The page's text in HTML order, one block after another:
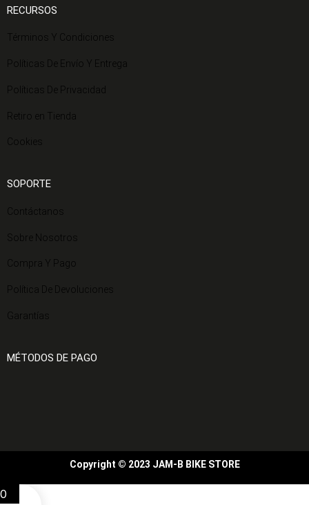
RECURSOS
Términos Y Condiciones
Políticas De Envío Y Entrega
Políticas De Privacidad
Retiro en Tienda
Cookies
SOPORTE
Contáctanos
Sobre Nosotros
Compra Y Pago
Política De Devoluciones
Garantías
MÉTODOS DE PAGO
Copyright © 2023 JAM-B BIKE STORE
0